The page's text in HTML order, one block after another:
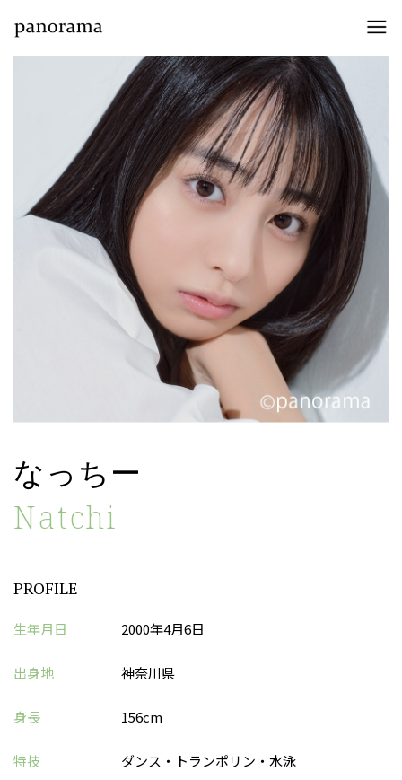
なっちー
Natchi
PROFILE
生年月日 2000年4月6日
出身地 神奈川県
身長 156cm
特技 ダンス・トランポリン・水泳